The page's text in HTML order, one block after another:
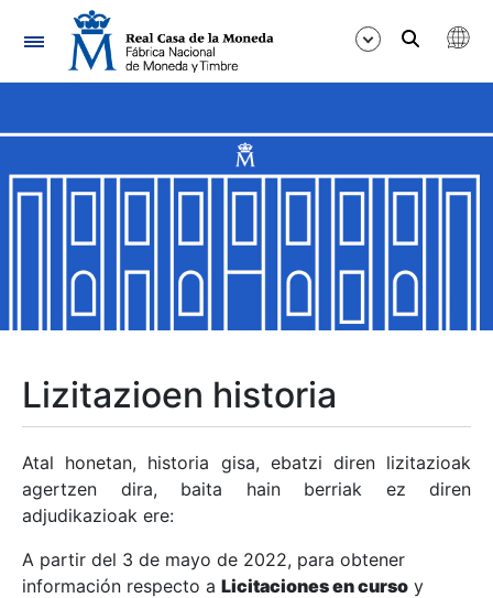
Nabigazioa
Erakutsi/Ezkutatu
Erakutsi/Ezkutatu
Erakutsi/Ezkutatu
Erakutsi/Ezkutatu
Erakutsi/Ezkutatu
Lizitazioen historia
Atal honetan, historia gisa, ebatzi diren lizitazioak
agertzen dira, baita hain berriak ez diren
adjudikazioak ere:
A partir del 3 de mayo de 2022, para obtener
información respecto a Licitaciones en curso y